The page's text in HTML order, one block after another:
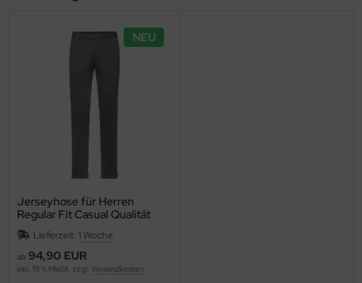
NEU
Jerseyhose für Herren
Regular Fit Casual Qualität
Lieferzeit: 1 Woche
ab 94,90 EUR
inkl. 19 % MwSt. zzgl. Versandkosten